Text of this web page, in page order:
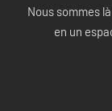
Nous sommes
en un